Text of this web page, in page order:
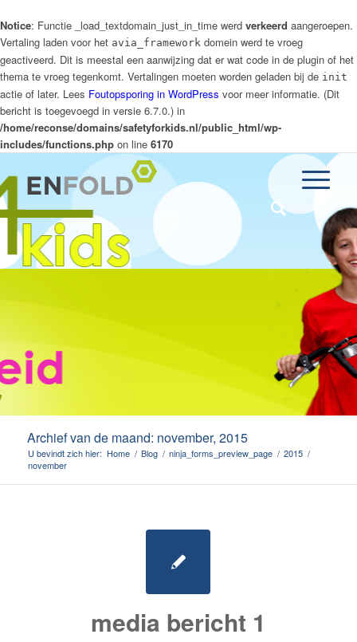
Notice: Functie _load_textdomain_just_in_time werd verkeerd aangeroepen.
Vertaling laden voor het avia_framework domein werd te vroeg
geactiveerd. Dit is meestal een aanwijzing dat er wat code in de plugin of het
thema te vroeg tegenkomt. Vertalingen moeten worden geladen bij de init
actie of later. Lees Foutopsporing in WordPress voor meer informatie. (Dit
bericht is toegevoegd in versie 6.7.0.) in
/home/reconse/domains/safetyforkids.nl/public_html/wp-
includes/functions.php on line 6170
Archief van de maand: november, 2015
U bevindt zich hier: Home / Blog / ninja_forms_preview_page / 2015 /
november
media bericht 1